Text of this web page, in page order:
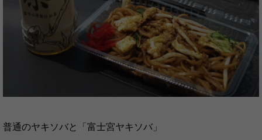
普通のヤキソバと「富士宮ヤキソバ」